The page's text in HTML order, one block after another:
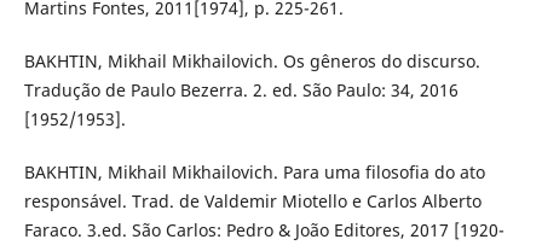
Martins Fontes, 2011[1974], p. 225-261.
BAKHTIN, Mikhail Mikhailovich. Os gêneros do discurso.
Tradução de Paulo Bezerra. 2. ed. São Paulo: 34, 2016
[1952/1953].
BAKHTIN, Mikhail Mikhailovich. Para uma filosofia do ato
responsável. Trad. de Valdemir Miotello e Carlos Alberto
Faraco. 3.ed. São Carlos: Pedro & João Editores, 2017 [1920-